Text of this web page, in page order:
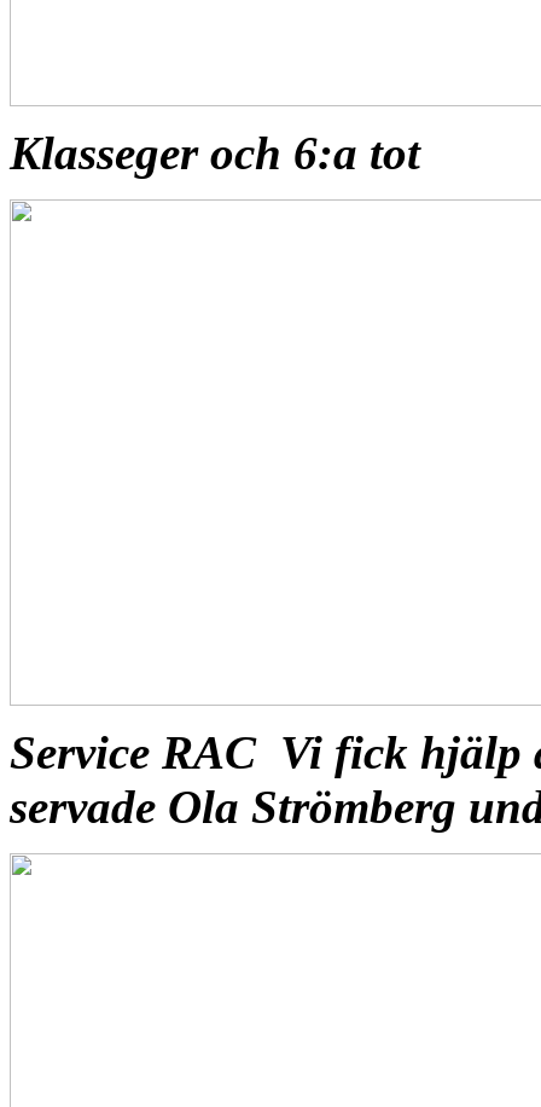
Klasseger och 6:a tot
Service RAC Vi fick hjälp
servade Ola Strömberg